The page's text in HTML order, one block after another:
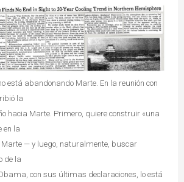
está abandonando Marte. En la reunión con
la
hacia Marte. Primero, quiere construir «una
en la
— y luego, naturalmente, buscar
de la
con sus últimas declaraciones, lo está